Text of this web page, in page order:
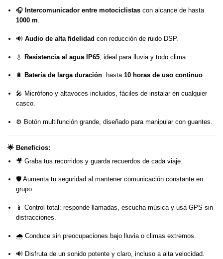
🎧 Intercomunicador entre motociclistascon alcance de hasta
1000 m.
🔊 Audio de alta fidelidad con reducción de ruido DSP.
💧 Resistencia al agua IP65, ideal para lluvia y todo clima.
🔋 Batería de larga duración: hasta 10 horas de uso continuo.
🎤 Micrófono y altavoces incluidos, fáciles de instalar en cualquier
casco.
⚙️ Botón multifunción grande, diseñado para manipular con guantes.
🌟 Beneficios:
🎥 Graba tus recorridos y guarda recuerdos de cada viaje.
🛡️ Aumenta tu seguridad al mantener comunicación constante en
grupo.
📱 Control total: responde llamadas, escucha música y usa GPS sin
distracciones.
🌧️ Conduce sin preocupaciones bajo lluvia o climas extremos.
🔊 Disfruta de un sonido potente y claro, incluso a alta velocidad.